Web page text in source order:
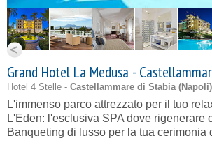
Grand Hotel La Medusa -
Hotel 4 Stelle - Castellammare di Stabia (Napoli)
L'immenso parco attrezzato per il tuo
L'Eden: l'esclusiva SPA dove rigenerare
Banqueting di lusso per la tua cerimonia